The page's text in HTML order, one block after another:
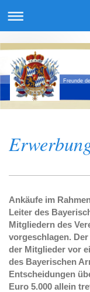
Freunde
Ankäufe im
Leiter des
Mitgliedern des
vorgeschlagen.
der Mitglieder vor
des Bayerischen
Entscheidungen
Euro 5.000 allein